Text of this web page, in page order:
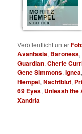
MORITZ
HEMPEL
5 BILDER
Veröffentlicht unter
Avantasia, Baroness,
Guardian,Cherie
Gene Simmons,Ignea
Hempel,Nachtblut,
69 Eyes, Unleash the
Xandria